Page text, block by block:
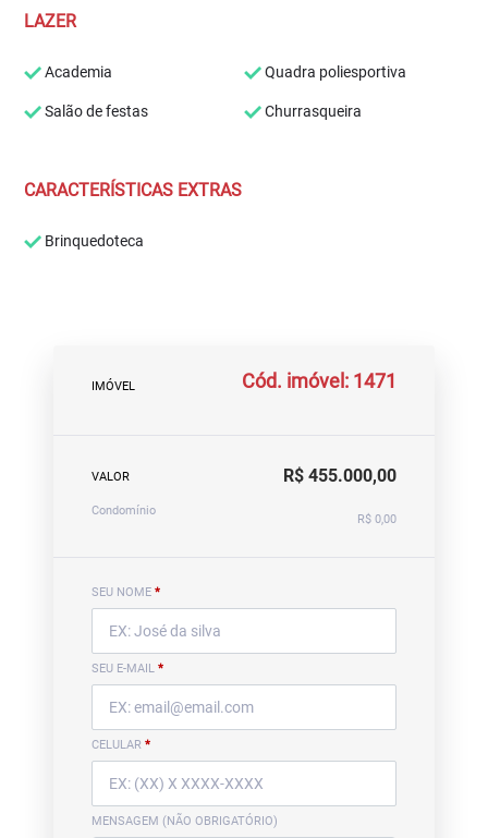
LAZER
Academia Quadra poliesportiva
Salão de festas Churrasqueira
CARACTERÍSTICAS EXTRAS
Brinquedoteca
IMÓVEL Cód. imóvel: 1471
VALOR R$ 455.000,00
Condomínio
R$ 0,00
SEU NOME *
SEU E-MAIL *
CELULAR *
MENSAGEM (NÃO OBRIGATÓRIO)